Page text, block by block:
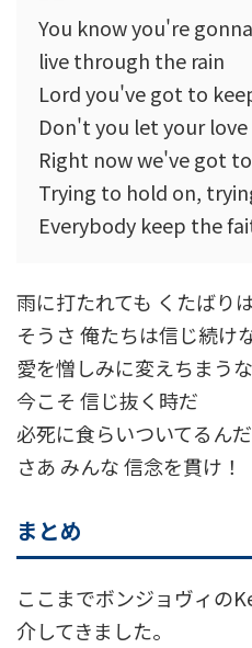
You know you're gonna
live through the rain
Lord you've got to
Don't you let your
Right now we've got
Trying to hold on,
Everybody keep the
雨に打たれても くたばり
そうさ 俺たちは信じ続け
愛を憎しみに変えちまう
今こそ 信じ抜く時だ
必死に食らいついてるん
さあ みんな 信念を貫け！
まとめ
ここまでボンジョヴィの
介してきました。